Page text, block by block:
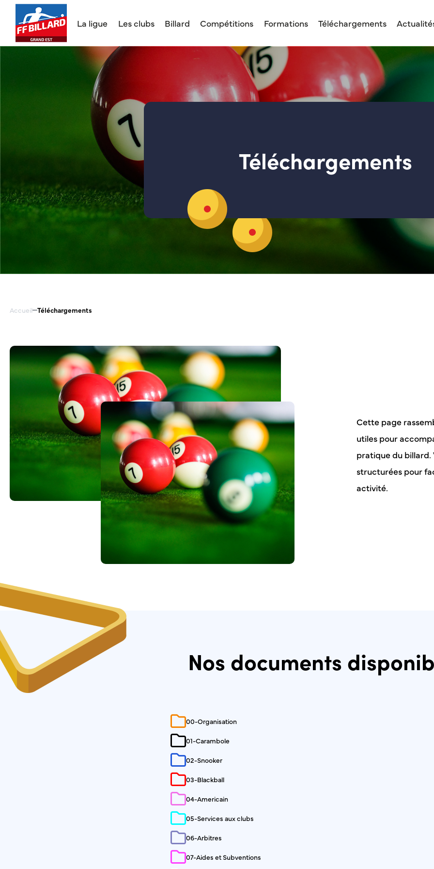
La ligue Les clubs Billard Compétitions Formations Téléchargements
Téléchargements
Accueil Téléchargements
Cette page
utiles pour
pratique du billard.
structurées pour
activité.
Nos documents
00-Organisation
01-Carambole
02-Snooker
03-Blackball
04-Americain
05-Services aux clubs
06-Arbitres
07-Aides et Subventions